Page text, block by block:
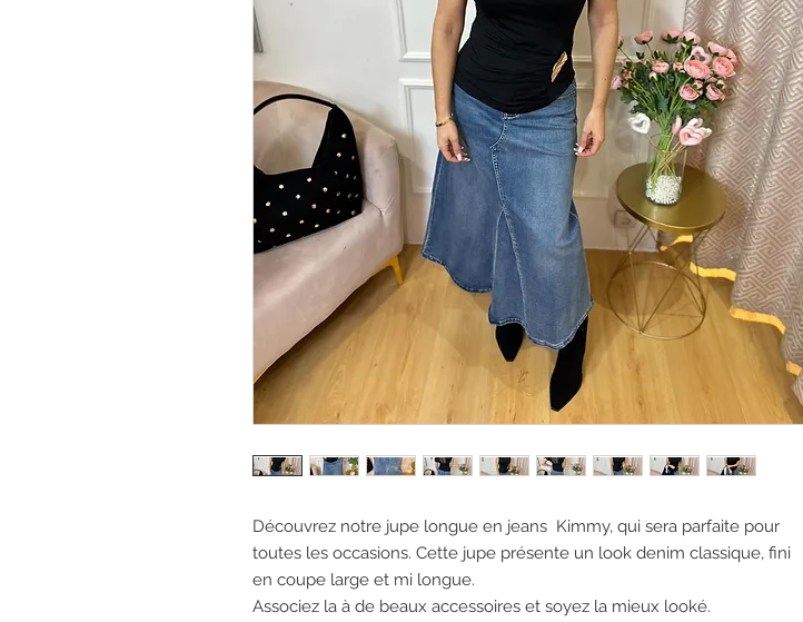
Découvrez notre jupe longue en jeans Kimmy, qui sera parfaite pour
toutes les occasions. Cette jupe présente un look denim classique, fini
en coupe large et mi longue.
Associez la à de beaux accessoires et soyez la mieux looké.